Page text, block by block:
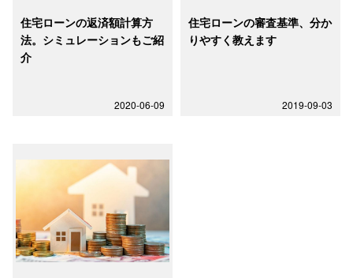
住宅ローンの返済額計算方
法。シミュレーションもご紹
介
2020-06-09
住宅ローンの審査基準、分か
りやすく教えます
2019-09-03